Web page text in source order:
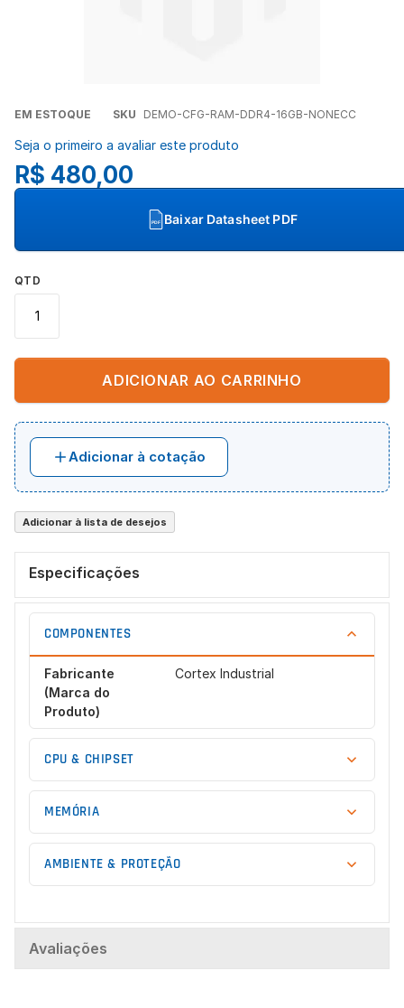
Saltar
o
início
da
imagens
EM ESTOQUE SKU DEMO-CFG-RAM-DDR4-16GB-NONECC
Seja o primeiro a avaliar este produto
R$ 480,00
PDF Baixar Datasheet PDF
QTD
ADICIONAR AO CARRINHO
Adicionar à cotação
Adicionar à lista de desejos
Especificações
COMPONENTES
Fabricante
(Marca do
Produto)
Cortex Industrial
CPU & CHIPSET
MEMÓRIA
AMBIENTE & PROTEÇÃO
Avaliações